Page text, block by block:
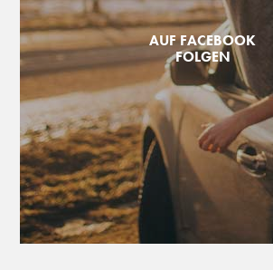
AUF FACEBOOK
FOLGEN